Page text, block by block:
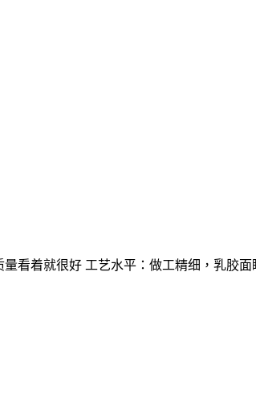
看着就很好 工艺水平：做工精细，乳胶